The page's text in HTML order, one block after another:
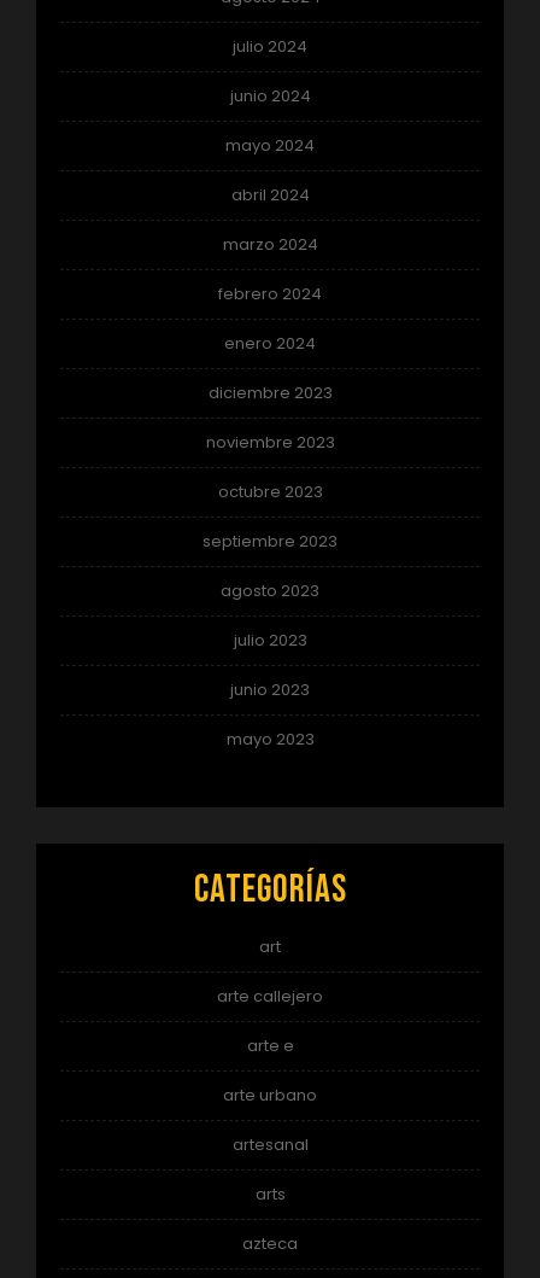
julio 2024
junio 2024
mayo 2024
abril 2024
marzo 2024
febrero 2024
enero 2024
diciembre 2023
noviembre 2023
octubre 2023
septiembre 2023
agosto 2023
julio 2023
junio 2023
mayo 2023
Categorías
art
arte callejero
arte e
arte urbano
artesanal
arts
azteca